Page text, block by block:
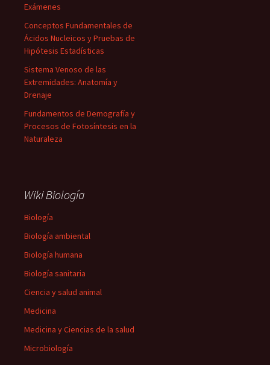
Exámenes
Conceptos Fundamentales de
Ácidos Nucleicos y Pruebas de
Hipótesis Estadísticas
Sistema Venoso de las
Extremidades: Anatomía y
Drenaje
Fundamentos de Demografía y
Procesos de Fotosíntesis en la
Naturaleza
Wiki Biología
Biología
Biología ambiental
Biología humana
Biología sanitaria
Ciencia y salud animal
Medicina
Medicina y Ciencias de la salud
Microbiología